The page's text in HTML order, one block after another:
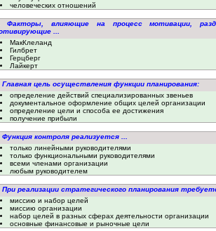
человеческих отношений
Факторы, влияющие на процесс мотивации,
...
МакКлеланд
Гилбрет
Герцберг
Лайкерт
Главная цель осуществления функции планирования:
определение действий специализированных звеньев
документальное оформление общих целей организации
определение цели и способа ее достижения
получение прибыли
Функция контроля реализуется ...
только линейными руководителями
только функциональными руководителями
всеми членами организации
любым руководителем
При реализации стратегического планирования
миссию и набор целей
миссию организации
набор целей в разных сферах деятельности организации
основные финансовые и рыночные цели